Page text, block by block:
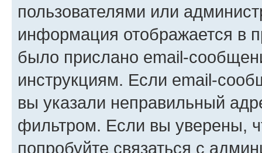
пользователями или
информация отображается в
было прислано email-
инструкциям. Если email-
вы указали неправильный
фильтром. Если вы уверены,
попробуйте связаться с